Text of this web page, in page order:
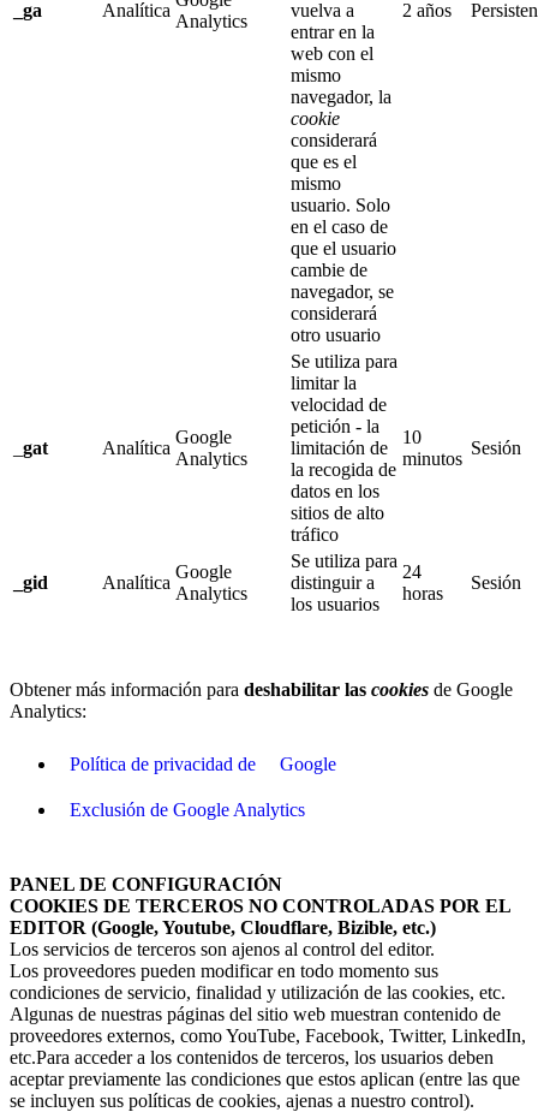
_ga Analítica
Analytics
vuelva a
entrar en la
web con el
mismo
navegador, la
cookie
considerará
que es el
mismo
usuario. Solo
en el caso de
que el usuario
cambie de
navegador, se
considerará
otro usuario
2 años
gat Analítica
Google
Analytics
Se utiliza para
limitar la
velocidad de
petición - la
limitación de
la recogida de
datos en los
sitios de alto
tráfico
10
minutos
Sesión
_gid Analítica
Google
Analytics
Se utiliza para
distinguir a
los usuarios
24
horas
Sesión
Obtener más información para deshabilitar las cookies de Google
Analytics:
Política de privacidad de Google
Exclusión de Google Analytics
PANEL DE CONFIGURACIÓN
COOKIES DE TERCEROS NO CONTROLADAS POR EL
EDITOR (Google, Youtube, Cloudflare, Bizible, etc.)
Los servicios de terceros son ajenos al control del editor.
Los proveedores pueden modificar en todo momento sus
condiciones de servicio, finalidad y utilización de las cookies, etc.
Algunas de nuestras páginas del sitio web muestran contenido de
proveedores externos, como YouTube, Facebook, Twitter, LinkedIn,
etc.Para acceder a los contenidos de terceros, los usuarios deben
aceptar previamente las condiciones que estos aplican (entre las que
se incluyen sus políticas de cookies, ajenas a nuestro control).